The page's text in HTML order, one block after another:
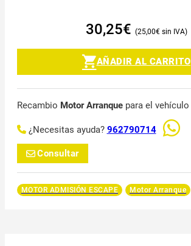
30,25€ 25,00€
AÑADIR AL CARRITO
Recambio Motor Arranquepara el vehículo
¿Necesitas ayuda? 962790714
Consultar
MOTOR ADMISIÓN ESCAPE Motor Arranque